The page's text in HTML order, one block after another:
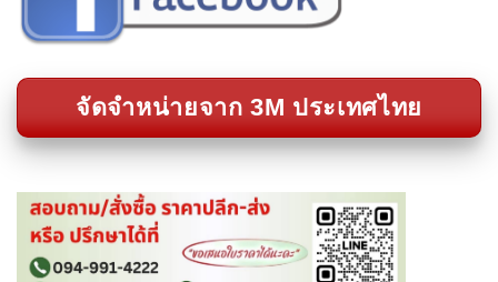
จัดจำหน่ายจาก 3M ประเทศไทย